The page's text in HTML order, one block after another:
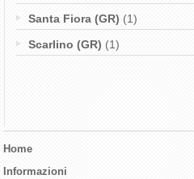
Santa Fiora (GR) (1)
Scarlino (GR) (1)
Home
Informazioni